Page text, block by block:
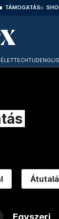
TÁMOGATÁS
ÉLETTECHTUD
Egyszeri